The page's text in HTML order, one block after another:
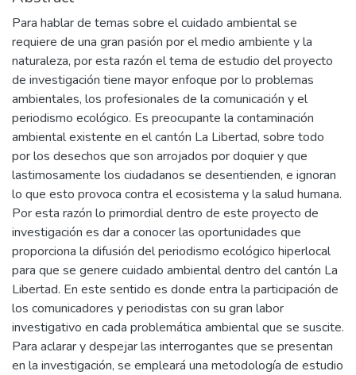
Para hablar de temas sobre el cuidado ambiental se
requiere de una gran pasión por el medio ambiente y la
naturaleza, por esta razón el tema de estudio del proyecto
de investigación tiene mayor enfoque por lo problemas
ambientales, los profesionales de la comunicación y el
periodismo ecológico. Es preocupante la contaminación
ambiental existente en el cantón La Libertad, sobre todo
por los desechos que son arrojados por doquier y que
lastimosamente los ciudadanos se desentienden, e ignoran
lo que esto provoca contra el ecosistema y la salud humana.
Por esta razón lo primordial dentro de este proyecto de
investigación es dar a conocer las oportunidades que
proporciona la difusión del periodismo ecológico hiperlocal
para que se genere cuidado ambiental dentro del cantón La
Libertad. En este sentido es donde entra la participación de
los comunicadores y periodistas con su gran labor
investigativo en cada problemática ambiental que se suscite.
Para aclarar y despejar las interrogantes que se presentan
en la investigación, se empleará una metodología de estudio